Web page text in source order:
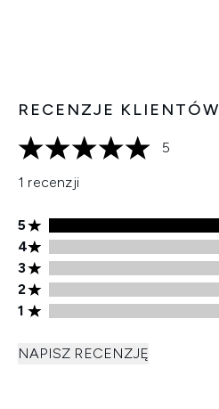
RECENZJE KLIENTÓW
5 gwiazdek na maksymalnie 5
5
1 recenzji
Ocena 5 gwiazdek, 1 recenzji
5
Ocena 4 gwiazdek, 0 recenzji
4
Ocena 3 gwiazdek, 0 recenzji
3
Ocena 2 gwiazdek, 0 recenzji
2
Ocena 1 gwiazdek, 0 recenzji
1
NAPISZ RECENZJĘ